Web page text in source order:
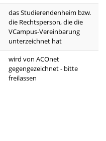
das Studierendenheim bzw.
die Rechtsperson, die die
VCampus-Vereinbarung
unterzeichnet hat
wird von ACOnet
gegengezeichnet - bitte
freilassen